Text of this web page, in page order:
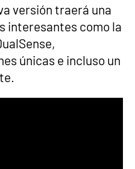
versión traerá una
interesantes como la
únicas e incluso un